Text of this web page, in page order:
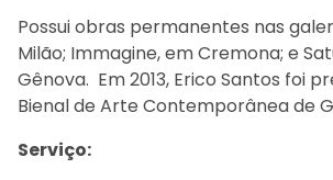
Possui obras permanentes nas
Milão; Immagine, em Cremona; e
Gênova. Em 2013, Erico Santos foi
Bienal de Arte Contemporânea de
Serviço: